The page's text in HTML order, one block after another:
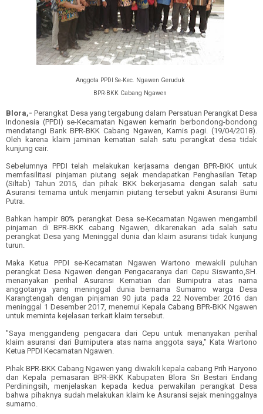
Anggota PPDI Se-Kec. Ngawen Geruduk
BPR-BKK Cabang Ngawen
Blora,- Perangkat Desa yang tergabung dalam Persatuan Perangkat Desa
Indonesia (PPDI) se-Kecamatan Ngawen kemarin berbondong-bondong
mendatangi Bank BPR-BKK Cabang Ngawen, Kamis pagi. (19/04/2018).
Oleh karena klaim jaminan kematian salah satu perangkat desa tidak
kunjung cair.
Sebelumnya PPDI telah melakukan kerjasama dengan BPR-BKK untuk
memfasilitasi pinjaman piutang sejak mendapatkan Penghasilan Tetap
(Siltab) Tahun 2015, dan pihak BKK bekerjasama dengan salah satu
Asuransi ternama untuk menjamin piutang tersebut yakni Asuransi Bumi
Putra.
Bahkan hampir 80% perangkat Desa se-Kecamatan Ngawen mengambil
pinjaman di BPR-BKK cabang Ngawen, dikarenakan ada salah satu
perangkat Desa yang Meninggal dunia dan klaim asuransi tidak kunjung
turun.
Maka Ketua PPDI se-Kecamatan Ngawen Wartono mewakili puluhan
perangkat Desa Ngawen dengan Pengacaranya dari Cepu Siswanto,SH.
menanyakan perihal Asuransi Kematian dari Bumiputra atas nama
anggotanya yang meninggal dunia bernama Sumarno warga Desa
Karangtengah dengan pinjaman 90 juta pada 22 November 2016 dan
meninggal 1 Desember 2017, menemui Kepala Cabang BPR-BKK Ngawen
untuk meminta kejelasan terkait klaim tersebut.
"Saya menggandeng pengacara dari Cepu untuk menanyakan perihal
klaim asuransi dari Bumiputera atas nama anggota saya," Kata Wartono
Ketua PPDI Kecamatan Ngawen.
Pihak BPR-BKK Cabang Ngawen yang diwakili kepala cabang Prih Haryono
dan Kepala pemasaran BPR-BKK Kabupaten Blora Sri Bestari Endang
Perdiningsih, menjelaskan kepada kedua perwakilan perangkat Desa
bahwa pihaknya sudah melakukan klaim ke Asuransi sejak meninggalnya
sumarno.